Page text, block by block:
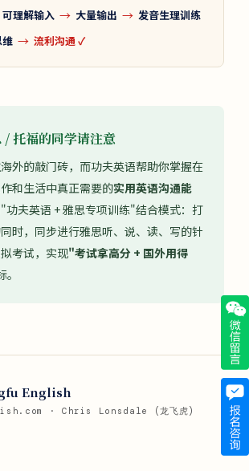
可理解输入 → 大量输出 → 发音生理训练
维 → 流利沟通 ✓
/ 托福的同学请注意
外的敲门砖，而功夫英语帮助你掌握在
和生活中真正需要的实用英语沟通能
功夫英语 + 雅思专项训练"结合模式：打
时，同步进行雅思听、说、读、写的针
考试，实现"考试拿高分 + 国外用得
English
· Chris Lonsdale (龙飞虎)